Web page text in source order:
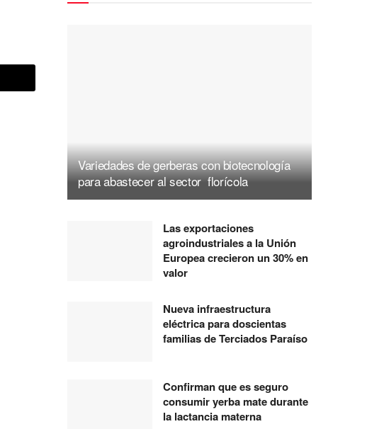
Variedades de gerberas con biotecnología
para abastecer al sector florícola
Las exportaciones
agroindustriales a la Unión
Europea crecieron un 30% en
valor
Nueva infraestructura
eléctrica para doscientas
familias de Terciados Paraíso
Confirman que es seguro
consumir yerba mate durante
la lactancia materna